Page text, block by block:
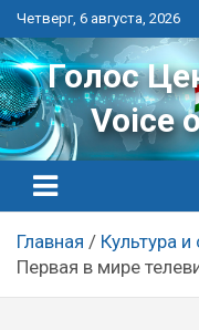
Перейти
к
контенту
Четверг, 6 августа, 2026
Голос
Voice
Главная
Культура и
Первая в мире